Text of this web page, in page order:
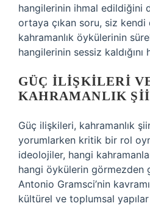
hangilerinin ihmal edildiğini
ortaya çıkan soru, siz kendi
kahramanlık öykülerinin
hangilerinin sessiz
GÜÇ İLIŞKILERI
KAHRAMANLIK
Güç ilişkileri, kahramanlık
yorumlarken kritik bir rol
ideolojiler, hangi
hangi öykülerin görmezden
Antonio Gramsci’nin
kültürel ve toplumsal yapılar